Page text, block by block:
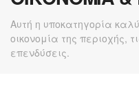
Αυτή η υποκατηγορία
οικονομία της περιοχής,
επενδύσεις.